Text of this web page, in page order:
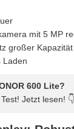
mit 5 MP
großer
Laden
600 Lite?
Jetzt lesen! 👇